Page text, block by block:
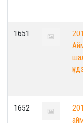
1651
1652